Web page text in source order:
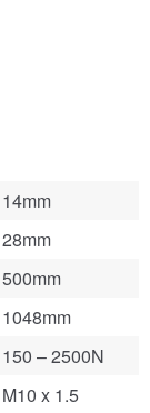
14mm
28mm
500mm
1048mm
150 – 2500N
M10 x 1.5